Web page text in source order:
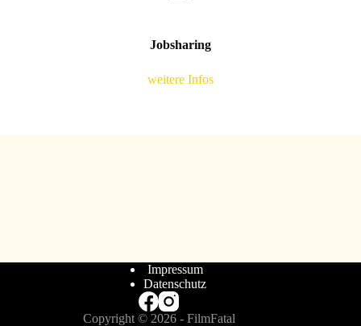
Jobsharing
weitere Infos
Impressum
Datenschutz
Copyright © 2026 - FilmFatal